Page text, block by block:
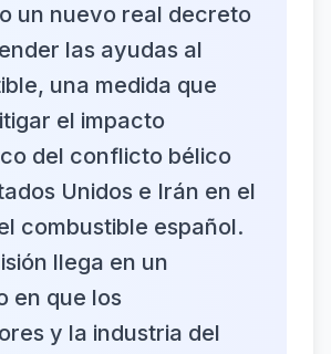
un nuevo real decreto
las ayudas al
una medida que
el impacto
del conflicto bélico
Unidos e Irán en el
combustible español.
llega en un
en que los
y la industria del